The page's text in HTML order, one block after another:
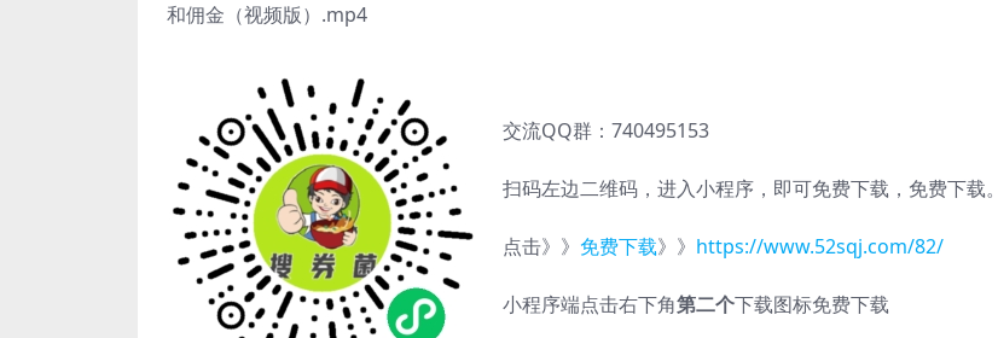
和佣金（视频版）.mp4
交流QQ群：740495153
扫码左边二维码，进入小程序，即可免费下载，免费下载。
点击》》 免费下载》》 https://www.52sqj.com/82/
小程序端点击右下角第二个下载图标免费下载